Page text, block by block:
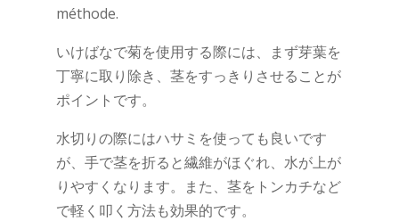
méthode.
いけばなで菊を使用する際には、まず芽葉を
丁寧に取り除き、茎をすっきりさせることが
ポイントです。
水切りの際にはハサミを使っても良いです
が、手で茎を折ると繊維がほぐれ、水が上が
りやすくなります。また、茎をトンカチなど
で軽く叩く方法も効果的です。